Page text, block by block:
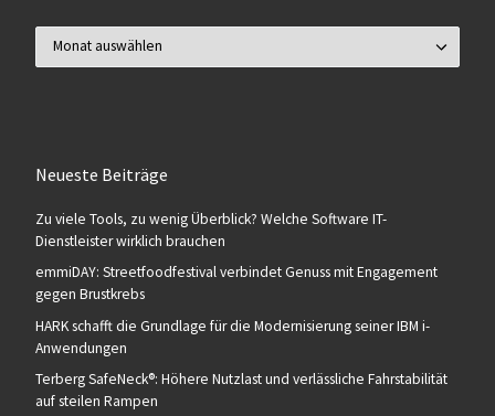
Neueste Beiträge
Zu viele Tools, zu wenig Überblick? Welche Software IT-
Dienstleister wirklich brauchen
emmiDAY: Streetfoodfestival verbindet Genuss mit Engagement
gegen Brustkrebs
HARK schafft die Grundlage für die Modernisierung seiner IBM i-
Anwendungen
Terberg SafeNeck®: Höhere Nutzlast und verlässliche Fahrstabilität
auf steilen Rampen